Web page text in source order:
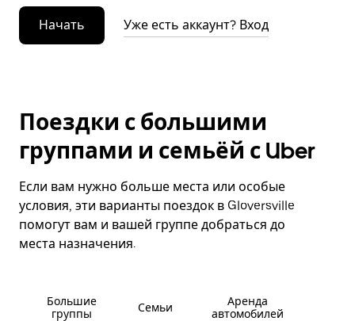
Начать Уже есть аккаунт? Вход
Поездки с большими
группами и семьёй с Uber
Если вам нужно больше места или особые
условия, эти варианты поездок в Gloversville
помогут вам и вашей группе добраться до
места назначения.
Большие
группы
Семьи
Аренда
автомобилей